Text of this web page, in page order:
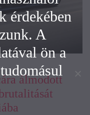
álmodott
érdekében
A
ön a